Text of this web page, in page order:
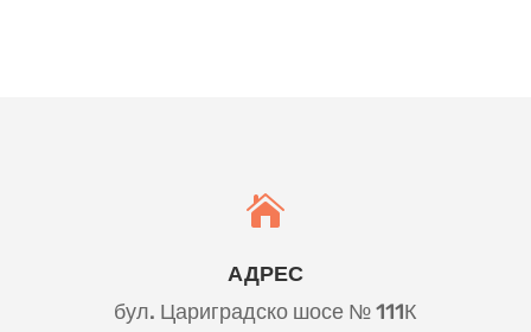

АДРЕС
бул. Цариградско шосе № 111К